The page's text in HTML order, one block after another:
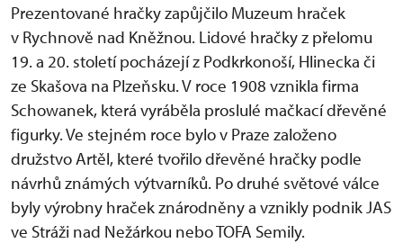
Prezentované hračky zapůjčilo Muzeum hraček
v Rychnově nad Kněžnou. Lidové hračky z přelomu
19. a 20. století pocházejí z Podkrkonoší, Hlinecka či
ze Skašova na Plzeňsku. V roce 1908 vznikla firma
Schowanek, která vyráběla proslulé mačkací dřevěné
figurky. Ve stejném roce bylo v Praze založeno
družstvo Artěl, které tvořilo dřevěné hračky podle
návrhů známých výtvarníků. Po druhé světové válce
byly výrobny hraček znárodněny a vznikly podnik JAS
ve Stráži nad Nežárkou nebo TOFA Semily.